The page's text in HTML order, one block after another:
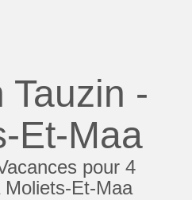
Tauzin -
Et-Maa
pour 4
Et-Maa